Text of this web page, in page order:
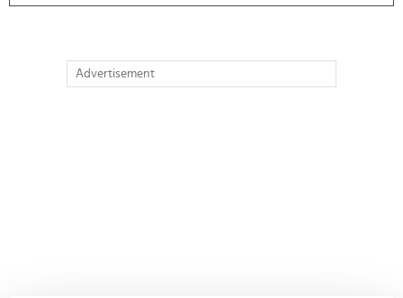
Advertisement